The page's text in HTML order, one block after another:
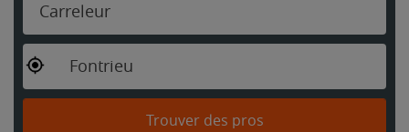
Carreleur
Fontrieu
Trouver des pros